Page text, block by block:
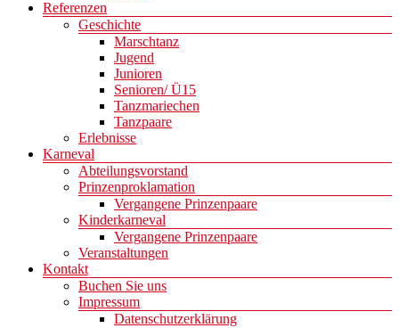
Referenzen
Geschichte
Marschtanz
Jugend
Junioren
Senioren/ Ü15
Tanzmariechen
Tanzpaare
Erlebnisse
Karneval
Abteilungsvorstand
Prinzenproklamation
Vergangene Prinzenpaare
Kinderkarneval
Vergangene Prinzenpaare
Veranstaltungen
Kontakt
Buchen Sie uns
Impressum
Datenschutzerklärung